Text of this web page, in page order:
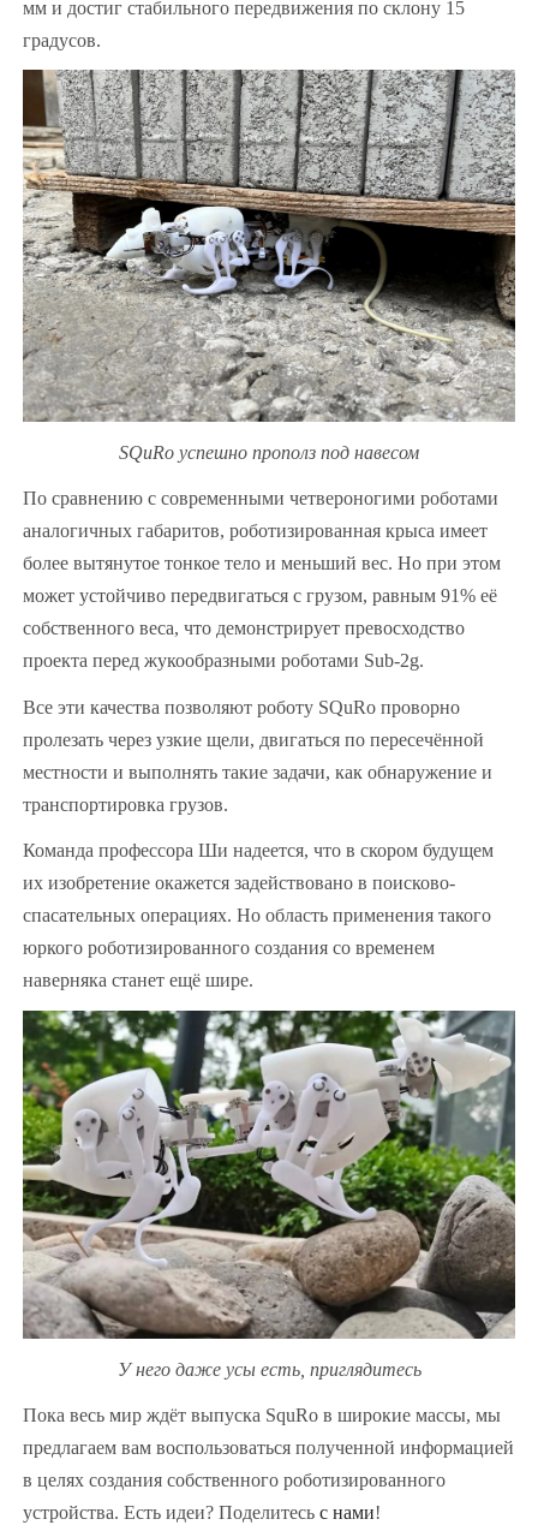
мм и достиг стабильного передвижения по склону 15
градусов.
SQuRo успешно прополз под навесом
По сравнению с современными четвероногими роботами
аналогичных габаритов, роботизированная крыса имеет
более вытянутое тонкое тело и меньший вес. Но при этом
может устойчиво передвигаться с грузом, равным 91% её
собственного веса, что демонстрирует превосходство
проекта перед жукообразными роботами Sub-2g.
Все эти качества позволяют роботу SQuRo проворно
пролезать через узкие щели, двигаться по пересечённой
местности и выполнять такие задачи, как обнаружение и
транспортировка грузов.
Команда профессора Ши надеется, что в скором будущем
их изобретение окажется задействовано в поисково-
спасательных операциях. Но область применения такого
юркого роботизированного создания со временем
наверняка станет ещё шире.
У него даже усы есть, приглядитесь
Пока весь мир ждёт выпуска SquRo в широкие массы, мы
предлагаем вам воспользоваться полученной информацией
в целях создания собственного роботизированного
устройства. Есть идеи? Поделитесь с нами!